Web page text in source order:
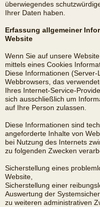
überwiegendes
Ihrer Daten haben.
Erfassung allgemeiner
Website
Wenn Sie auf unsere
mittels eines Cookies
Diese Informationen
Webbrowsers, das
Ihres Internet-Service-
sich ausschließlich um
auf Ihre Person zulassen.
Diese Informationen sind
angeforderte Inhalte von
bei Nutzung des Internets
zu folgenden Zwecken
Sicherstellung eines
Website,
Sicherstellung einer
Auswertung der
zu weiteren administrativen